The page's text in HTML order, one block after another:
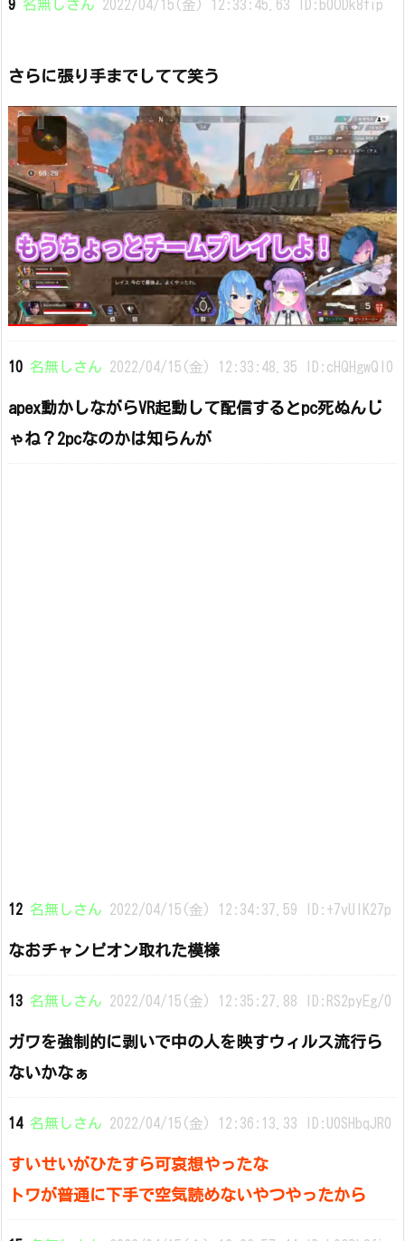
9 名無しさん 2022/04/15(金) 12:33:45.63 ID:b0ODk8fip
さらに張り手までしてて笑う
10 名無しさん 2022/04/15(金) 12:33:48.35 ID:cHQHgwQI0
apex動かしながらVR起動して配信するとpc死ぬんじ
ゃね？2pcなのかは知らんが
12 名無しさん 2022/04/15(金) 12:34:37.59 ID:+7vUIK27p
なおチャンピオン取れた模様
13 名無しさん 2022/04/15(金) 12:35:27.88 ID:RS2pyEg/0
ガワを強制的に剥いで中の人を映すウィルス流行ら
ないかなぁ
14 名無しさん 2022/04/15(金) 12:36:13.33 ID:U0SHbqJR0
すいせいがひたすら可哀想やったな
トワが普通に下手で空気読めないやつやったから